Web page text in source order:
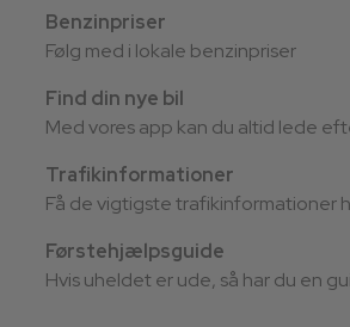
Benzinpriser
Følg med i lokale benzinpriser
Find din nye bil
Med vores app kan du altid lede
Trafikinformationer
Få de vigtigste trafikinformationer
Førstehjælpsguide
Hvis uheldet er ude, så har du en